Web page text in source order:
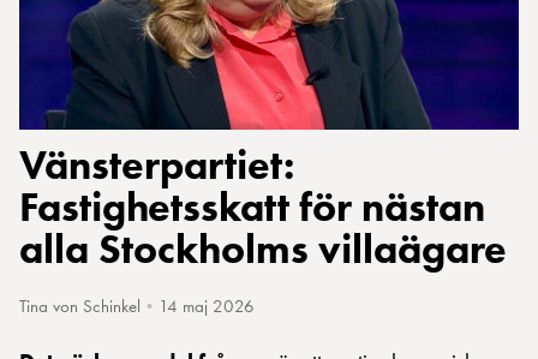
Vänsterpartiet:
Fastighetsskatt för nästan
alla Stockholms villaägare
Tina von Schinkel • 14 maj 2026